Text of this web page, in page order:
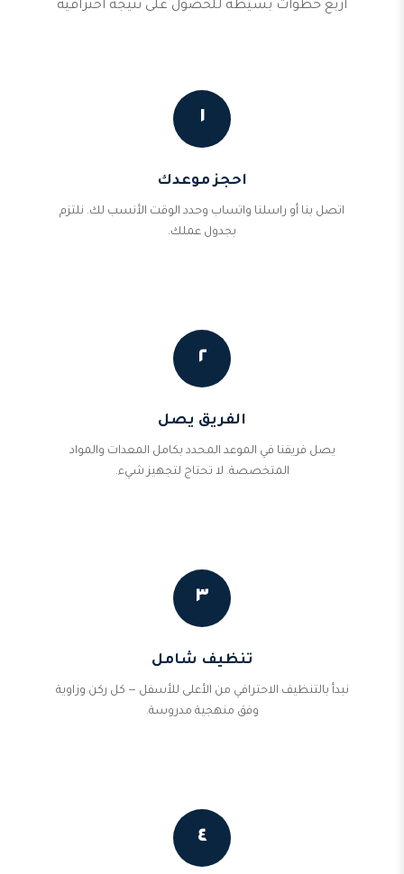
أربع خطوات بسيطة للحصول على نتيجة احترافية
١
احجز موعدك
اتصل بنا أو راسلنا واتساب وحدد الوقت الأنسب لك. نلتزم
بجدول عملك.
٢
الفريق يصل
يصل فريقنا في الموعد المحدد بكامل المعدات والمواد
المتخصصة. لا تحتاج لتجهيز شيء.
٣
تنظيف شامل
نبدأ بالتنظيف الاحترافي من الأعلى للأسفل — كل ركن وزاوية
وفق منهجية مدروسة.
٤